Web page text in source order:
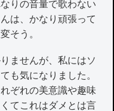
りの音量で歌わない
は、かなり頑張って
そう。
ませんが、私にはソ
も気になりました。
ぞれの美意識や趣味
てこれはダメとは言